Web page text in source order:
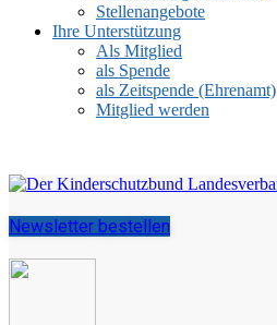
Stellenangebote
Ihre Unterstützung
Als Mitglied
als Spende
als Zeitspende (Ehrenamt)
Mitglied werden
Newsletter bestellen